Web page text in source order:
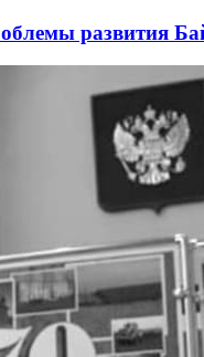
развития